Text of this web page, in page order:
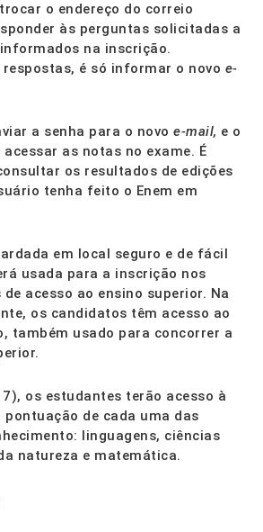
o endereço do correio
às perguntas solicitadas a
na inscrição.
é só informar o novo e-
a senha para o novo e-mail, e o
as notas no exame. É
os resultados de edições
tenha feito o Enem em
em local seguro e de fácil
usada para a inscrição nos
acesso ao ensino superior. Na
os candidatos têm acesso ao
também usado para concorrer a
os estudantes terão acesso à
pontuação de cada uma das
linguagens, ciências
natureza e matemática.